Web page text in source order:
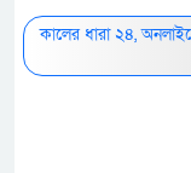
কালের ধারা ২৪,